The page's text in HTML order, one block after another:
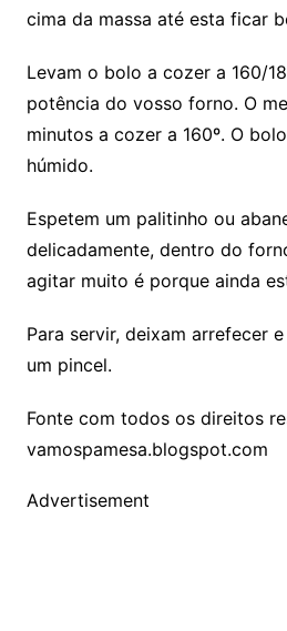
cima da massa até esta ficar
Levam o bolo a cozer a 160/
potência do vosso forno. O
minutos a cozer a 160º. O
húmido.
Espetem um palitinho ou
delicadamente, dentro do
agitar muito é porque ainda
Para servir, deixam arrefecer
um pincel.
Fonte com todos os direitos
vamospamesa.blogspot.com
Advertisement